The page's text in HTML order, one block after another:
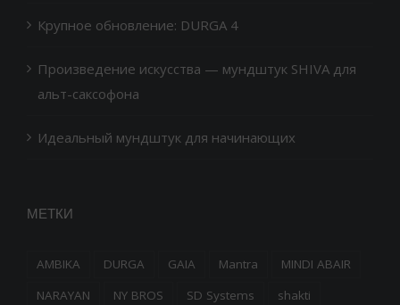
Крупное обновление: DURGA 4
Произведение искусства — мундштук SHIVA для
альт-саксофона
Идеальный мундштук для начинающих
МЕТКИ
AMBIKA DURGA GAIA Mantra
MINDI ABAIR
NARAYAN
NY BROS SD Systems
shakti